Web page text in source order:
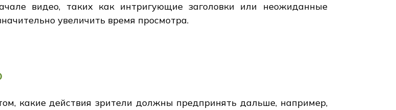
видео, таких как интригующие заголовки или неожиданные
увеличить время просмотра.
какие действия зрители должны предпринять дальше, например,